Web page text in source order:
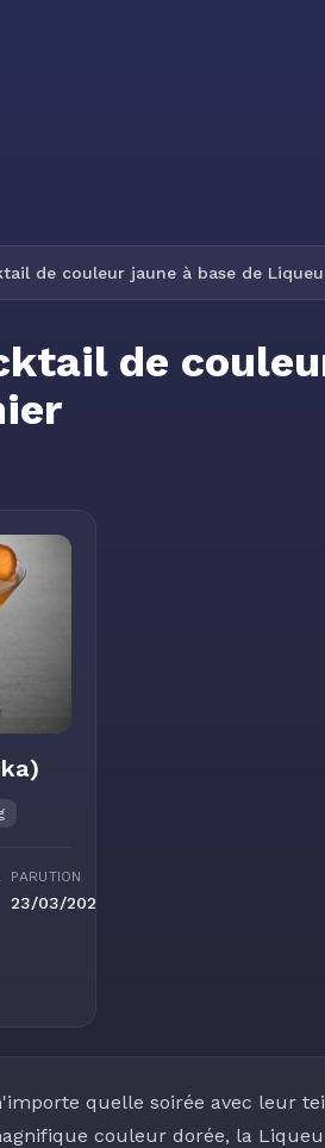
de couleur jaune à base de
de
PARUTION
23/03/2022
quelle soirée avec leur
couleur dorée, la